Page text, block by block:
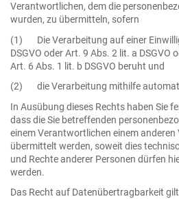
Verantwortlichen, dem die
wurden, zu übermitteln, sofern
(1) Die Verarbeitung auf einer
DSGVO oder Art. 9 Abs. 2 lit. a DSGVO
Art. 6 Abs. 1 lit. b DSGVO beruht und
(2) die Verarbeitung mithilfe
In Ausübung dieses Rechts haben Sie
dass die Sie betreffenden
einem Verantwortlichen einem
übermittelt werden, soweit dies
und Rechte anderer Personen dürfen
werden.
Das Recht auf Datenübertragbarkeit